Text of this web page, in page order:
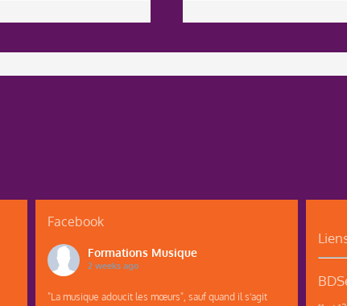
Facebook
Formations Musique
2 weeks ago
"La musique adoucit les mœurs", sauf quand il s'agit